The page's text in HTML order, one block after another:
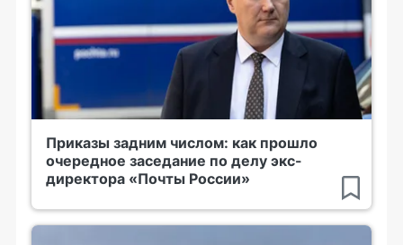
Приказы задним числом: как прошло
очередное заседание по делу экс-
директора «Почты России»